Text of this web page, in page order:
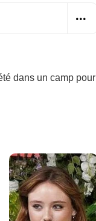
dans un camp pour